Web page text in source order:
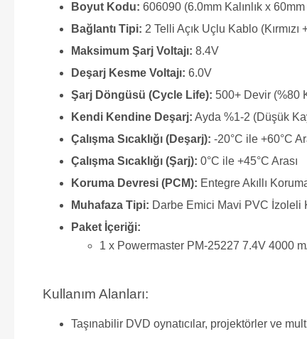
Boyut Kodu: 606090 (6.0mm Kalınlık x
Bağlantı Tipi: 2 Telli Açık Uçlu Kablo (Kırmızı
Maksimum Şarj Voltajı: 8.4V
Deşarj Kesme Voltajı: 6.0V
Şarj Döngüsü (Cycle Life): 500+ Devir (%80
Kendi Kendine Deşarj: Ayda %1-2 (Düşük
Çalışma Sıcaklığı (Deşarj): -20°C ile +60°C
Çalışma Sıcaklığı (Şarj): 0°C ile +45°C Arası
Koruma Devresi (PCM): Entegre Akıllı
Muhafaza Tipi: Darbe Emici Mavi PVC İzoleli
Paket İçeriği:
1 x Powermaster PM-25227 7.4V 4000
Kullanım Alanları:
Taşınabilir DVD oynatıcılar, projektörler ve